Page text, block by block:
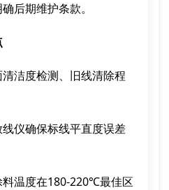
后期维护条款。
洁度检测、旧线清除程
仪确保标线平直度误差
料温度在180-220℃最佳区